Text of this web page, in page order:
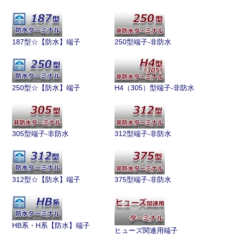
187型☆【防水】端子 250型端子-非防水
250型☆【防水】端子 H4（305）型端子-非防水
305型端子-非防水 312型端子-非防水
312型☆【防水】端子 375型端子-非防水
HB系・H系【防水】端子
ヒューズ関連用端子